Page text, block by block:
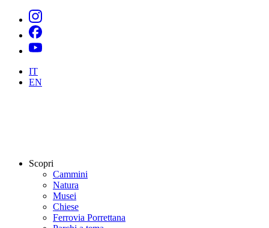
IT
EN
Scopri
Cammini
Natura
Musei
Chiese
Ferrovia Porrettana